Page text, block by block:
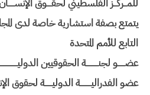
للمـــركـــز الفلسطيني لحقــــوق
يتمتع بصفة استشارية خاصة لدى
التابع للأمم المتحدة
عضــــــو لجنــــــــــة الحقوقيين
عضو الفدراليـــــــــة الدوليــــــة